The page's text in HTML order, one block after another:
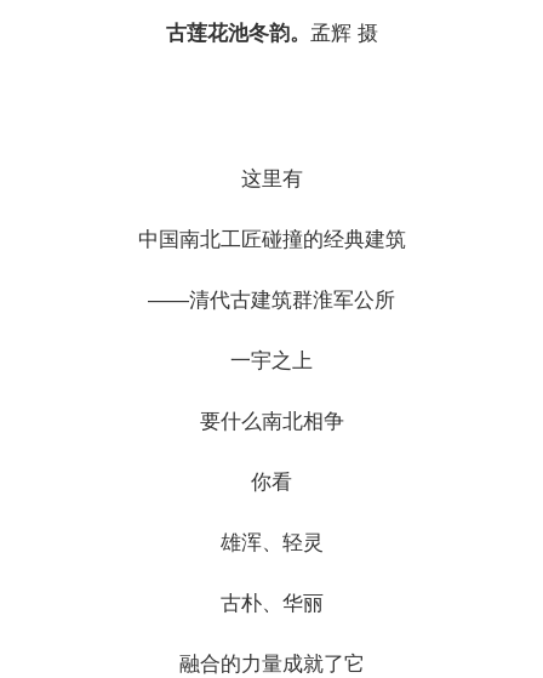
古莲花池冬韵。 孟辉 摄
这里有
中国南北工匠碰撞的经典建筑
——清代古建筑群淮军公所
一宇之上
要什么南北相争
你看
雄浑、轻灵
古朴、华丽
融合的力量成就了它